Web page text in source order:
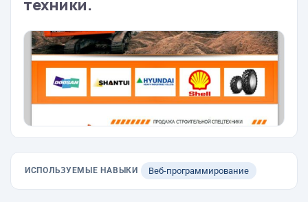
техники.
ИСПОЛЬЗУЕМЫЕ НАВЫКИ Веб-программирование